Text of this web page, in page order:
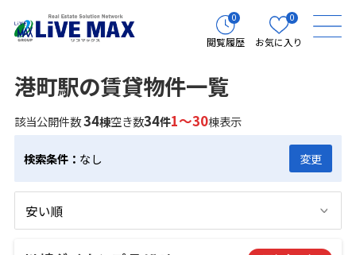
0
閲覧履歴
0
お気に入り
港町駅の賃貸物件一覧
該当公開件数34棟空き数34件1～30棟表示
検索条件： なし 変更